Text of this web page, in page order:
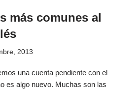
más comunes al
2013
una cuenta pendiente con el
es algo nuevo. Muchas son las